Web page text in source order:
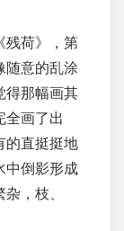
残荷》，第
随意的乱涂
得那幅画其
全画了出
的直挺挺地
中倒影形成
，枝、